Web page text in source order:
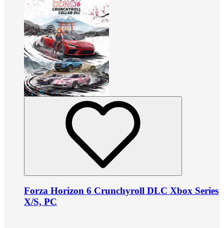
Forza Horizon 6 Crunchyroll DLC Xbox Series
X/S, PC